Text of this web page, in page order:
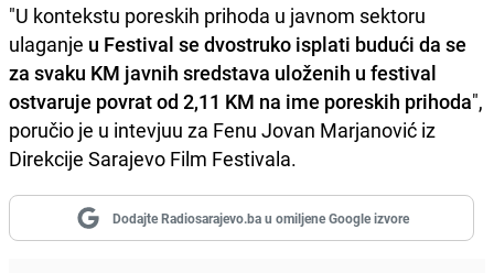
"U kontekstu poreskih prihoda u javnom sektoru
ulaganje u Festival se dvostruko isplati budući da se
za svaku KM javnih sredstava uloženih u festival
ostvaruje povrat od 2,11 KM na ime poreskih prihoda",
poručio je u intevjuu za Fenu Jovan Marjanović iz
Direkcije Sarajevo Film Festivala.
Dodajte Radiosarajevo.ba u omiljene Google izvore